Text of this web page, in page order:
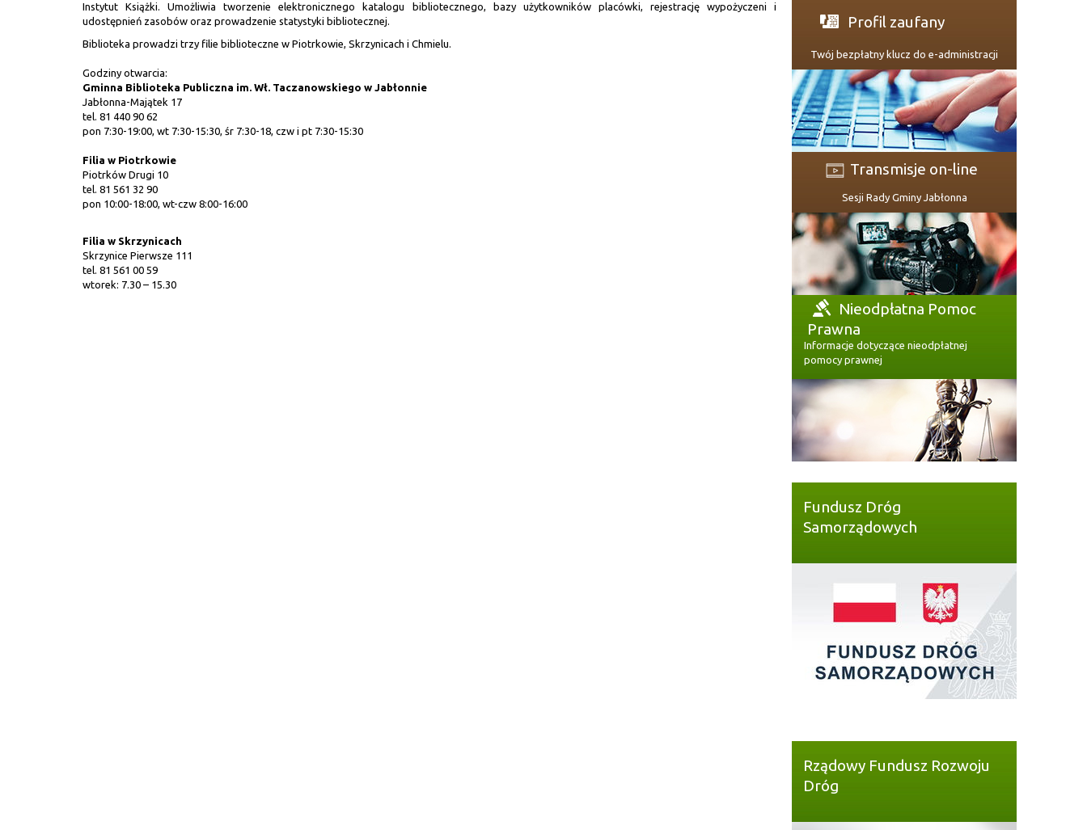
Instytut Książki. Umożliwia tworzenie elektronicznego katalogu bibliotecznego, bazy użytkowników placówki, rejestrację wypożyczeni i
udostępnień zasobów oraz prowadzenie statystyki bibliotecznej.
Biblioteka prowadzi trzy filie biblioteczne w Piotrkowie, Skrzynicach i Chmielu.
Godziny otwarcia:
Gminna Biblioteka Publiczna im. Wł. Taczanowskiego w Jabłonnie
Jabłonna-Majątek 17
tel. 81 440 90 62
pon 7:30-19:00, wt 7:30-15:30, śr 7:30-18, czw i pt 7:30-15:30
Filia w Piotrkowie
Piotrków Drugi 10
tel. 81 561 32 90
pon 10:00-18:00, wt-czw 8:00-16:00
Filia w Skrzynicach
Skrzynice Pierwsze 111
tel. 81 561 00 59
wtorek: 7.30 – 15.30
Profil zaufany
Twój bezpłatny klucz do e-administracji
Transmisje on-line
Sesji Rady Gminy Jabłonna
Nieodpłatna Pomoc
Prawna
Informacje dotyczące nieodpłatnej
pomocy prawnej
Fundusz Dróg
Samorządowych
Rządowy Fundusz Rozwoju
Dróg